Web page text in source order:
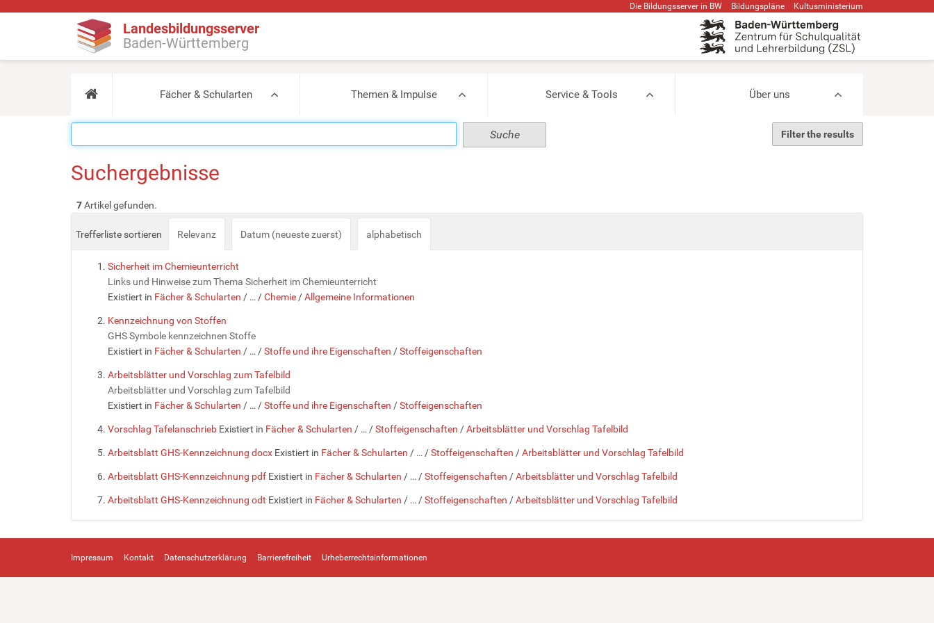
Die Bildungsserver in BW Bildungspläne Kultusministerium
Landesbildungsserver
Baden-Württemberg
Fächer & Schularten Themen & Impulse Service & Tools Über uns
Filter the results
Suchergebnisse
7Artikel gefunden.
Trefferliste sortieren Relevanz Datum (neueste zuerst) alphabetisch
Sicherheit im Chemieunterricht
Links und Hinweise zum Thema Sicherheit im Chemieunterricht
Existiert in Fächer & Schularten / … /Chemie /Allgemeine Informationen
Kennzeichnung von Stoffen
GHS Symbole kennzeichnen Stoffe
Existiert in Fächer & Schularten / … /Stoffe und ihre Eigenschaften /Stoffeigenschaften
Arbeitsblätter und Vorschlag zum Tafelbild
Arbeitsblätter und Vorschlag zum Tafelbild
Existiert in Fächer & Schularten / … /Stoffe und ihre Eigenschaften /Stoffeigenschaften
Vorschlag Tafelanschrieb Existiert in Fächer & Schularten / … /Stoffeigenschaften /Arbeitsblätter und Vorschlag Tafelbild
Arbeitsblatt GHS-Kennzeichnung docx Existiert in Fächer & Schularten / … /Stoffeigenschaften /Arbeitsblätter und Vorschlag Tafelbild
Arbeitsblatt GHS-Kennzeichnung pdf Existiert in Fächer & Schularten / … /Stoffeigenschaften /Arbeitsblätter und Vorschlag Tafelbild
Arbeitsblatt GHS-Kennzeichnung odt Existiert in Fächer & Schularten / … /Stoffeigenschaften /Arbeitsblätter und Vorschlag Tafelbild
Impressum Kontakt Datenschutzerklärung Barrierefreiheit Urheberrechtsinformationen